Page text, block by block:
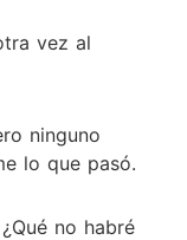
vez al
ninguno
lo que pasó.
no habré